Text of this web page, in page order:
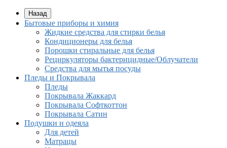
Назад
Бытовые приборы и химия
Жидкие средства для стирки белья
Кондиционеры для белья
Порошки стиральные для белья
Рециркуляторы бактерицидные/Облучатели
Средства для мытья посуды
Пледы и Покрывала
Пледы
Покрывала Жаккард
Покрывала Софткоттон
Покрывала Сатин
Подушки и одеяла
Для детей
Матрацы